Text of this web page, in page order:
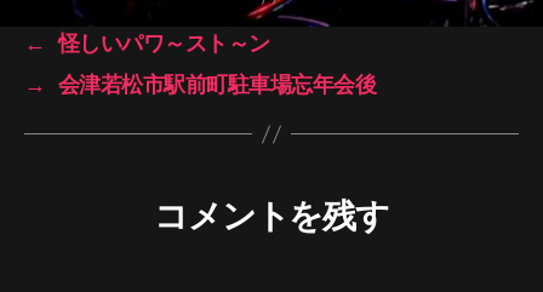
←
怪しいパワ～スト～ン
→
会津若松市駅前町駐車場忘年会後
コメントを残す